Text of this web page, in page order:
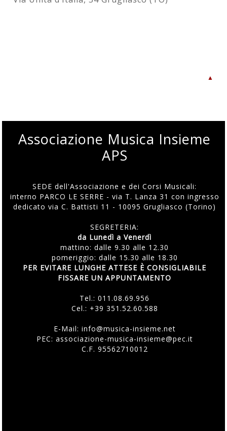
▲
Associazione Musica Insieme
APS
SEDE dell'Associazione e dei Corsi Musicali:
interno PARCO LE SERRE - via T. Lanza 31 con ingresso
dedicato via C. Battisti 11 - 10095 Grugliasco (Torino)
SEGRETERIA:
da Lunedì a Venerdì
mattino: dalle 9.30 alle 12.30
pomeriggio: dalle 15.30 alle 18.30
PER EVITARE LUNGHE ATTESE È CONSIGLIABILE
FISSARE UN APPUNTAMENTO
Tel.:011.08.69.956
Cel.: +39 351.52.60.588
E-Mail: info@musica-insieme.net
PEC: associazione-musica-insieme@pec.it
C.F. 95562710012